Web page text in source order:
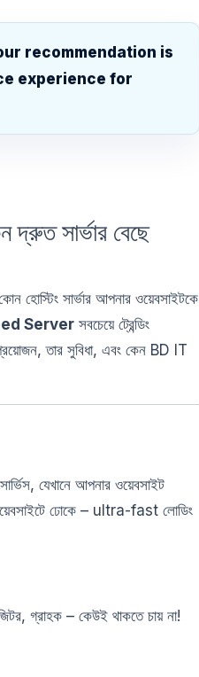
recommendation is
experience for
সার্ভার বেছে
হোস্টিং সার্ভার আপনার ওয়েবসাইটকে
Server সবচেয়ে ট্রেন্ডিং
তার সুবিধা, এবং কেন BD IT
যেখানে আপনার ওয়েবসাইট
ওয়েবসাইটে ঢোকে – ultra-fast লোডিং
গ্রাহক – কেউই থাকতে চায় না!